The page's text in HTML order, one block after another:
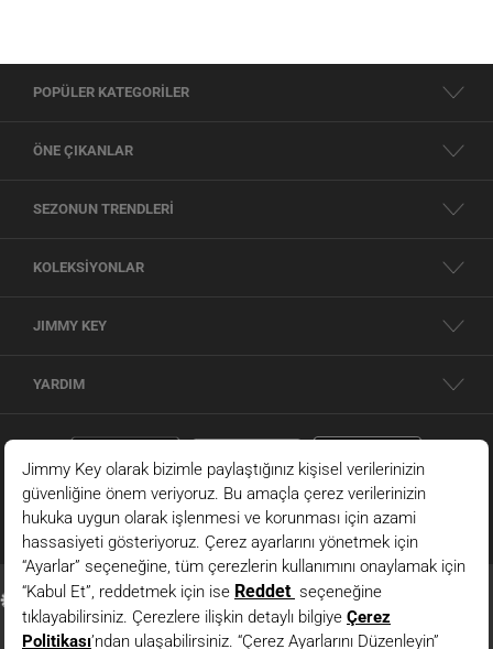
POPÜLER KATEGORİLER
ÖNE ÇIKANLAR
SEZONUN TRENDLERİ
KOLEKSİYONLAR
JIMMY KEY
YARDIM